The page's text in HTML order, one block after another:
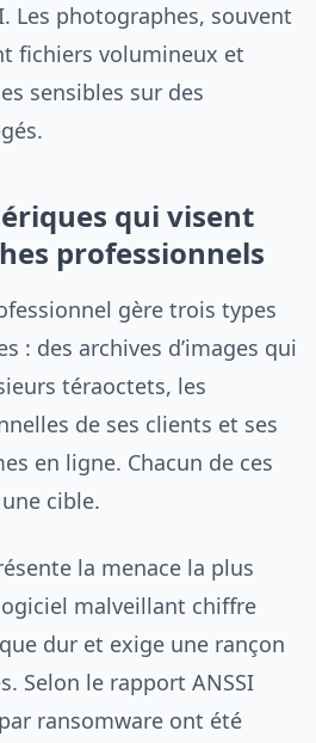
Les photographes, souvent
fichiers volumineux et
sensibles sur des
qui visent
professionnels
gère trois types
: des archives d’images qui
téraoctets, les
de ses clients et ses
en ligne. Chacun de ces
cible.
la menace la plus
malveillant chiffre
dur et exige une rançon
Selon le rapport ANSSI
ransomware ont été